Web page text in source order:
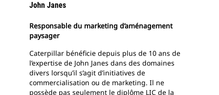
John Janes
Responsable du marketing d’aménagement
paysager
Caterpillar bénéficie depuis plus de 10 ans de
l’expertise de John Janes dans des domaines
divers lorsqu’il s’agit d’initiatives de
commercialisation ou de marketing. Il ne
possède pas seulement le diplôme LIC de la